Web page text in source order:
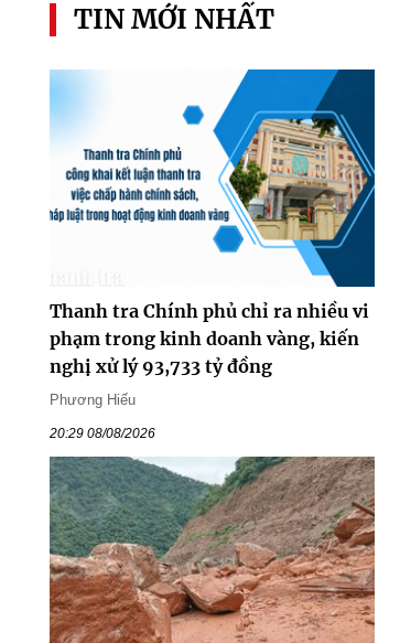
TIN MỚI NHẤT
Thanh tra Chính phủ chỉ ra nhiều vi
phạm trong kinh doanh vàng, kiến
nghị xử lý 93,733 tỷ đồng
Phương Hiếu
20:29 08/08/2026